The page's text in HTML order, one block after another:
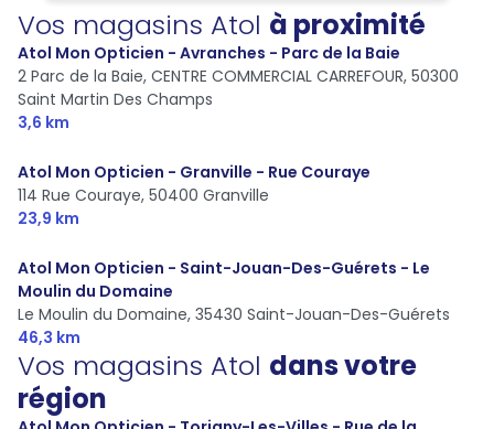
Vos magasins Atol à proximité
Atol Mon Opticien - Avranches - Parc de la Baie
2 Parc de la Baie, CENTRE COMMERCIAL CARREFOUR, 50300
Saint Martin Des Champs
3,6 km
Atol Mon Opticien - Granville - Rue Couraye
114 Rue Couraye, 50400 Granville
23,9 km
Atol Mon Opticien - Saint-Jouan-Des-Guérets - Le
Moulin du Domaine
Le Moulin du Domaine, 35430 Saint-Jouan-Des-Guérets
46,3 km
Vos magasins Atol dans votre
région